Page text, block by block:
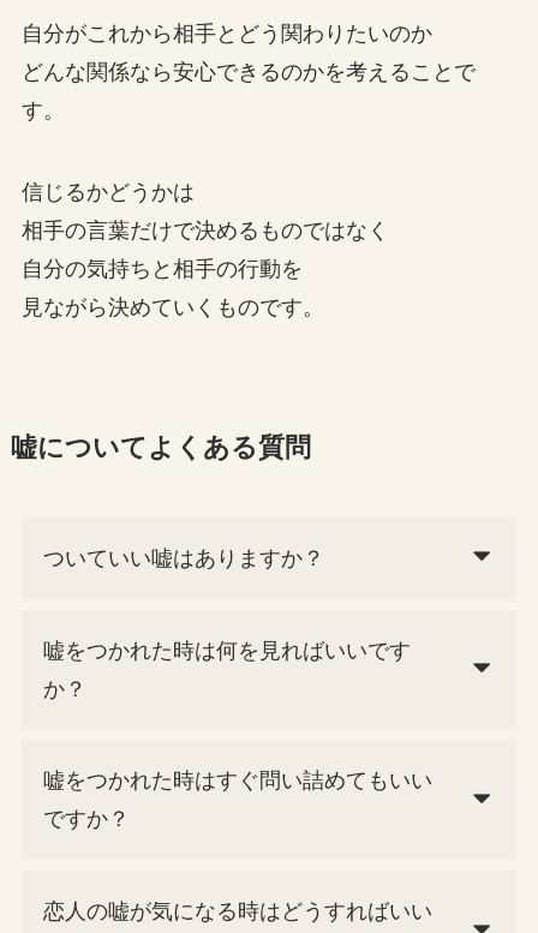
自分がこれから相手とどう関わりたいのか
どんな関係なら安心できるのかを考えることで
す。
信じるかどうかは
相手の言葉だけで決めるものではなく
自分の気持ちと相手の行動を
見ながら決めていくものです。
嘘についてよくある質問
ついていい嘘はありますか？
嘘をつかれた時は何を見ればいいです
か？
嘘をつかれた時はすぐ問い詰めてもいい
ですか？
恋人の嘘が気になる時はどうすればいい